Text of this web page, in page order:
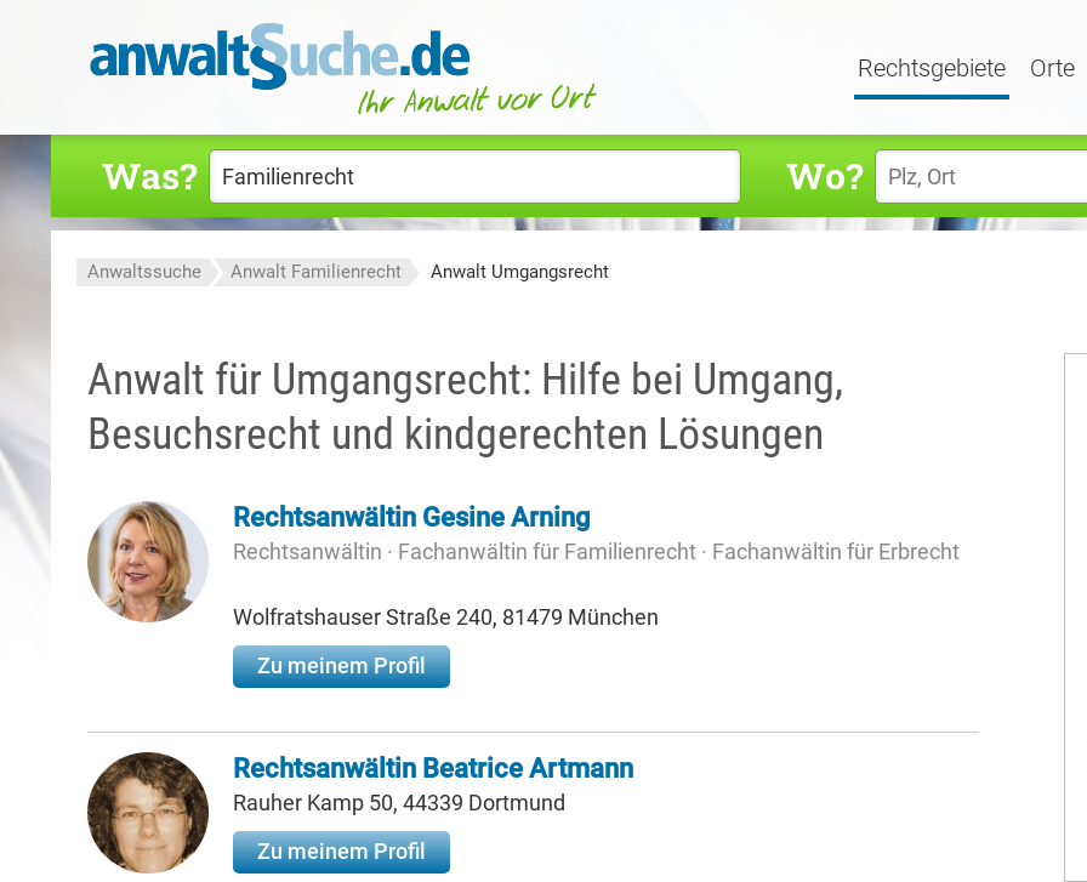
Rechtsgebiete Orte
Was? Wo?
Anwaltssuche Anwalt Familienrecht Anwalt Umgangsrecht
Anwalt für Umgangsrecht: Hilfe bei Umgang,
Besuchsrecht und kindgerechten Lösungen
Rechtsanwältin Gesine Arning
Rechtsanwältin · Fachanwältin für Familienrecht · Fachanwältin für Erbrecht
Wolfratshauser Straße 240, 81479 München
Zu meinem Profil
Rechtsanwältin Beatrice Artmann
Rauher Kamp 50, 44339 Dortmund
Zu meinem Profil